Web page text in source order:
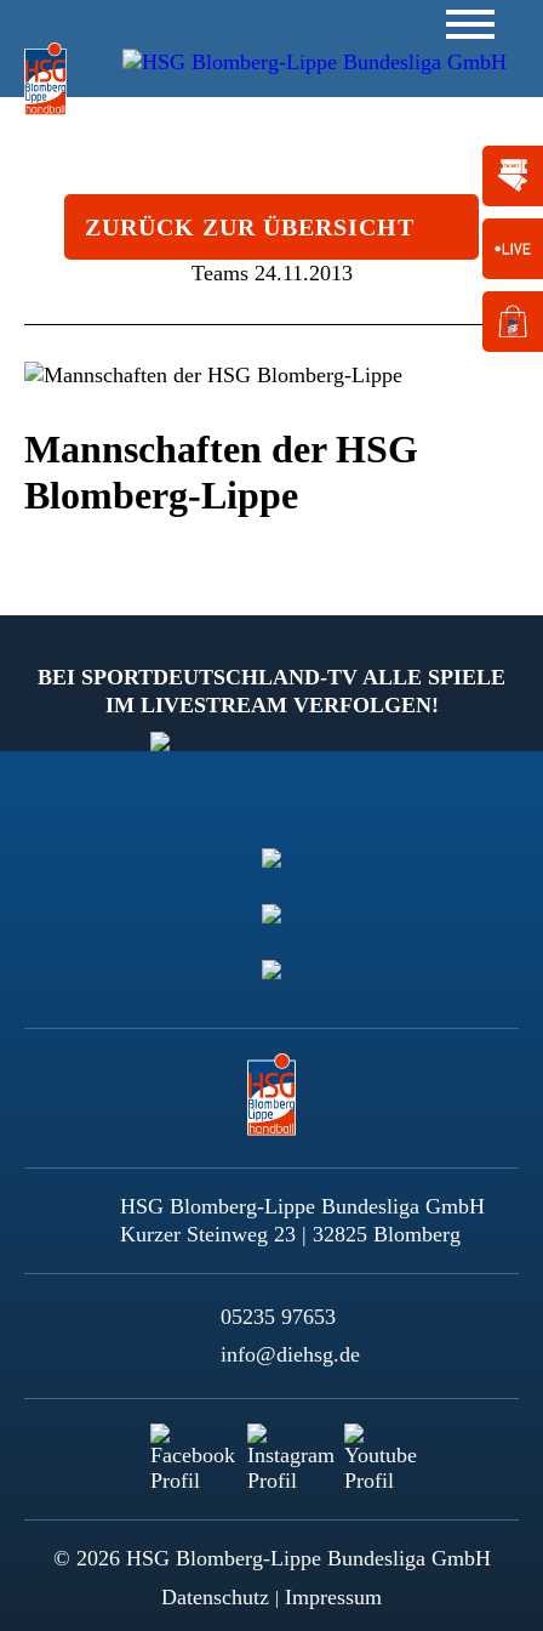
ZURÜCK ZUR ÜBERSICHT
Teams 24.11.2013
Mannschaften der HSG
Blomberg-Lippe
BEI SPORTDEUTSCHLAND-TV ALLE SPIELE
IM LIVESTREAM VERFOLGEN!
HSG Blomberg-Lippe Bundesliga GmbH
Kurzer Steinweg 23 | 32825 Blomberg
05235 97653
info@diehsg.de
© 2026 HSG Blomberg-Lippe Bundesliga GmbH
Datenschutz
Impressum